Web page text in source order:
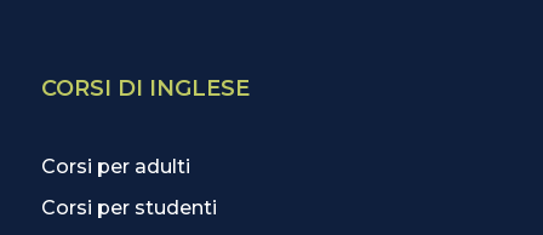
CORSI DI INGLESE
Corsi per adulti
Corsi per studenti